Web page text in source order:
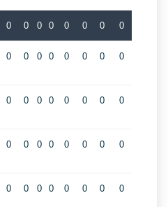
0 0 0 0 0 0 0 0
0 0 0 0 0 0 0 0
0 0 0 0 0 0 0 0
0 0 0 0 0 0 0 0
0 0 0 0 0 0 0 0